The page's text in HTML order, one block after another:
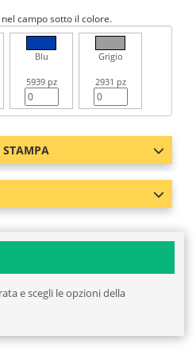
campo sotto il colore.
Blu
5939 pz
Grigio
2931 pz
e scegli le opzioni della